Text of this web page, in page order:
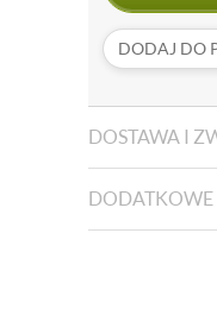
DODAJ DO
DOSTAWA I